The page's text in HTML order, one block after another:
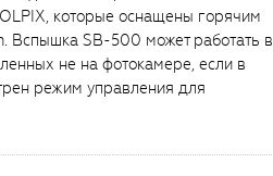
которые оснащены горячим
Вспышка SB-500 может работать в
не на фотокамере, если в
режим управления для